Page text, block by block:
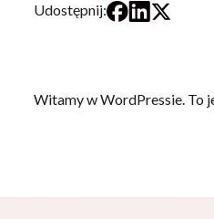
Udostępnij:
Witamy w WordPressie. To